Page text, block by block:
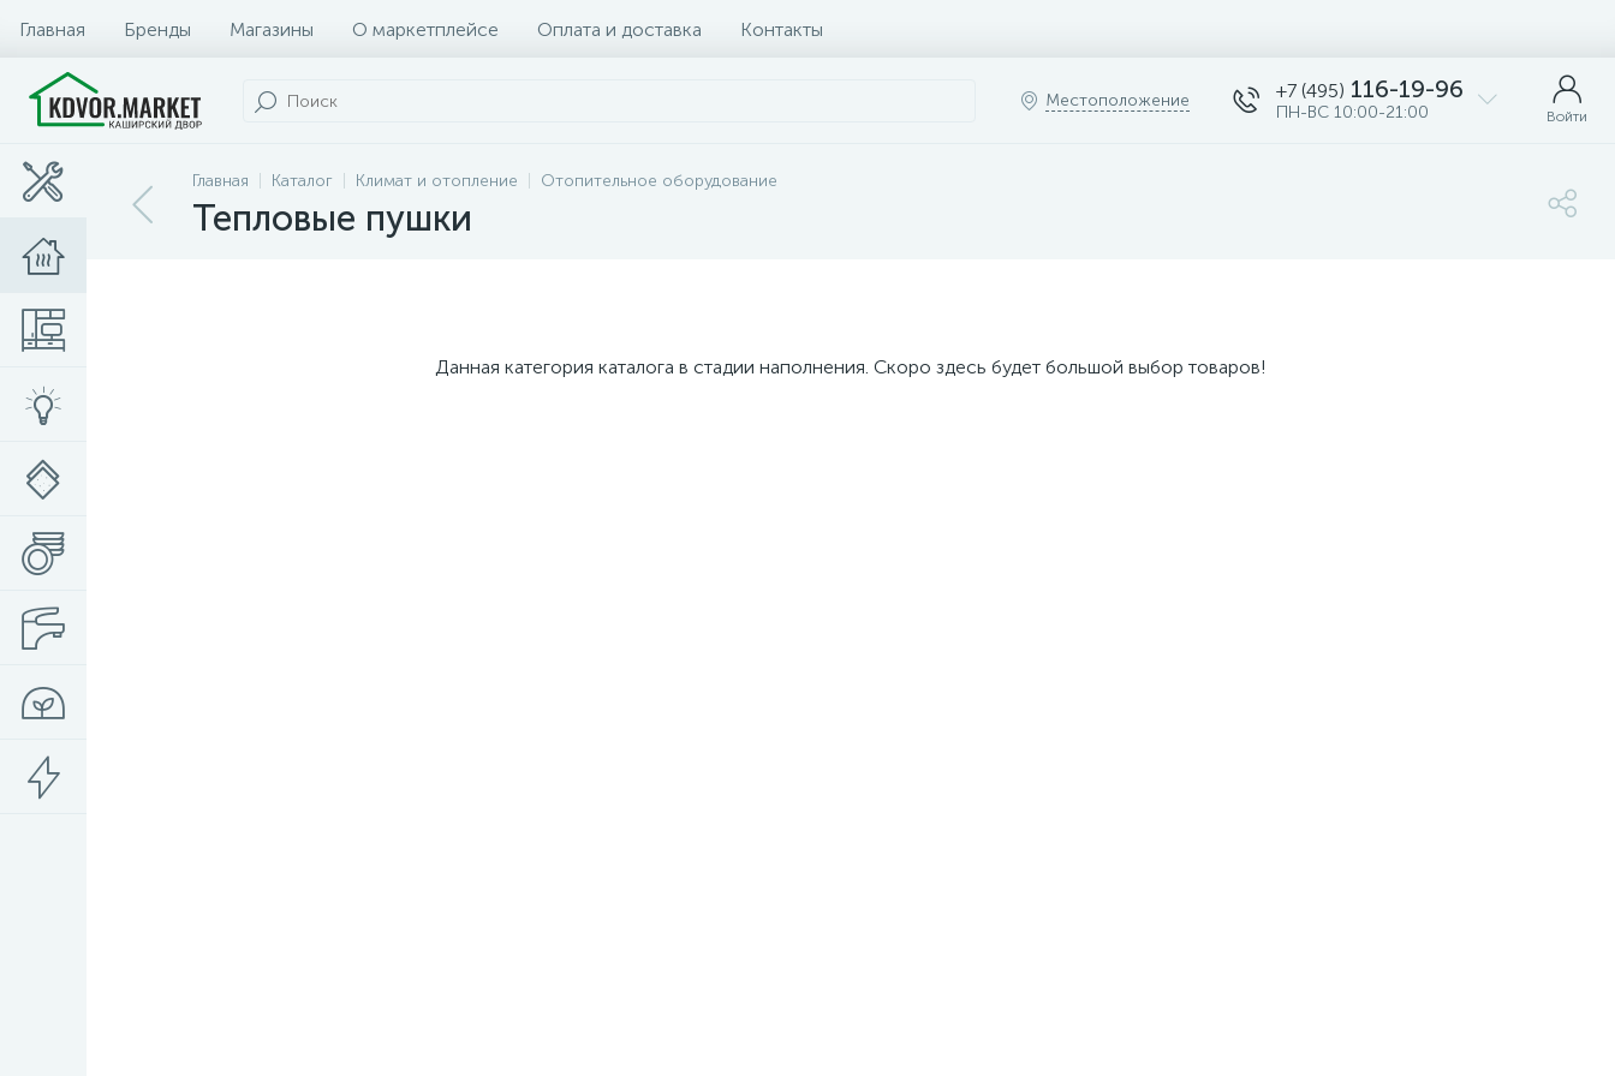
Главная Бренды Магазины О маркетплейсе Оплата и доставка Контакты
Местоположение +7 (495) 116-19-96
ПН-ВС 10:00-21:00 Войти
Главная Каталог Климат и отопление Отопительное оборудование
Тепловые пушки
Данная категория каталога в стадии наполнения. Скоро здесь будет большой выбор товаров!